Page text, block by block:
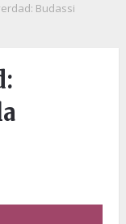
Budassi